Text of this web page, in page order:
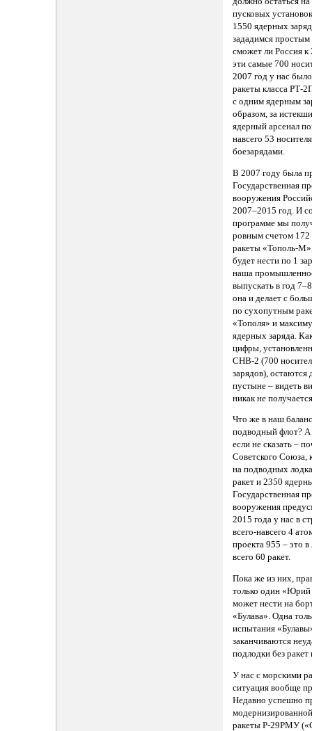
пусковых
1550 ядерных
зададимся
сможет ли Россия к
эти самые 700
2007 год у нас
ракеты класса
с одним ядерным
образом, за
ядерный арсенал
навсего 53
боезарядами.
В 2007 году была
Государственная
вооружения
2007–2015 год. И
программе мы
ровным счетом 172
ракеты «Тополь-
будет нести по 1
наша
выпускать в год
она и делает с
по сухопутным
«Тополя» и
ядерных заряда.
цифры,
СНВ-2 (700
зарядов), остаются
пустыне – видеть
никак не
Что же в наш
подводный флот? А
если не сказать –
Советского Союза,
на подводных
ракет и 2350
Государственная
вооружения
2015 года у нас в
всего-навсего 4
проекта 955 – это
всего 60 ракет.
Пока же из них,
только один
может нести на
«Булава». Одна
испытания
заканчиваются
подлодки без
У нас с морскими
ситуация вообще
Недавно успешно
ракеты Р-29РМУ